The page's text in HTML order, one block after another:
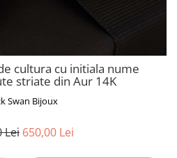
cultura cu initiala nume
striate din Aur 14K
Swan Bijoux
Lei 650,00 Lei